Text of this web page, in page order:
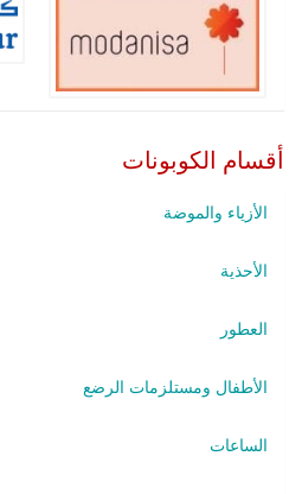
أقسام الكوبونات
الأزياء والموضة
الأحذية
العطور
الأطفال ومستلزمات الرضع
الساعات